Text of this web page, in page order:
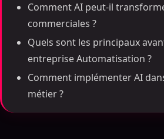
Comment AI peut-il
commerciales ?
Quels sont les principaux
entreprise Automatisation ?
Comment implémenter AI
métier ?